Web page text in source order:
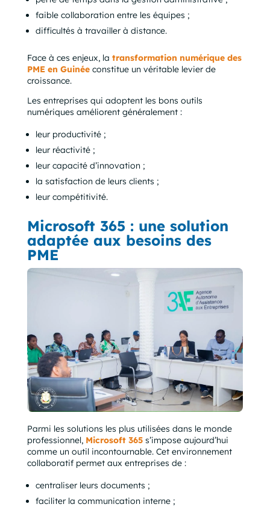
faible collaboration entre les équipes ;
difficultés à travailler à distance.
Face à ces enjeux, la transformation numérique des
PME en Guinéeconstitue un véritable levier de
croissance.
Les entreprises qui adoptent les bons outils
numériques améliorent généralement :
leur productivité ;
leur réactivité ;
leur capacité d’innovation ;
la satisfaction de leurs clients ;
leur compétitivité.
Microsoft 365 : une solution
adaptée aux besoins des
PME
Parmi les solutions les plus utilisées dans le monde
professionnel, Microsoft 365s’impose aujourd’hui
comme un outil incontournable. Cet environnement
collaboratif permet aux entreprises de :
centraliser leurs documents ;
faciliter la communication interne ;